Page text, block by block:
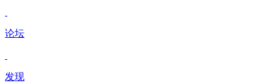
论坛
发现